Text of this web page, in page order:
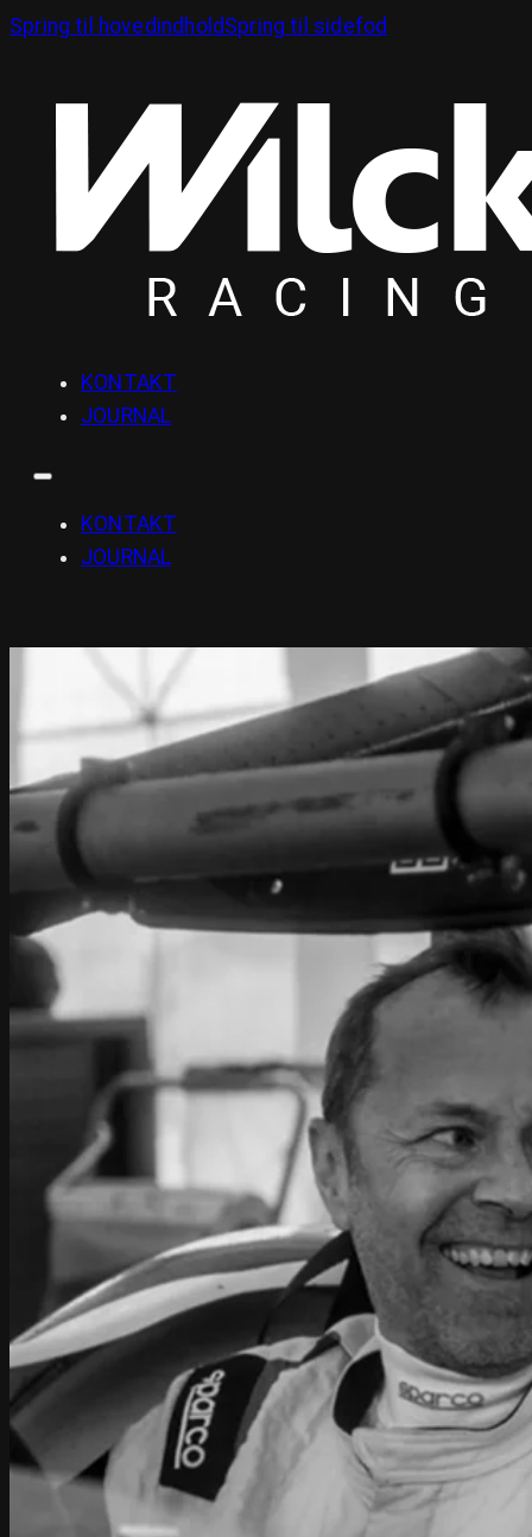
Spring til hovedindholdSpring til sidefod
KONTAKT
JOURNAL
KONTAKT
JOURNAL